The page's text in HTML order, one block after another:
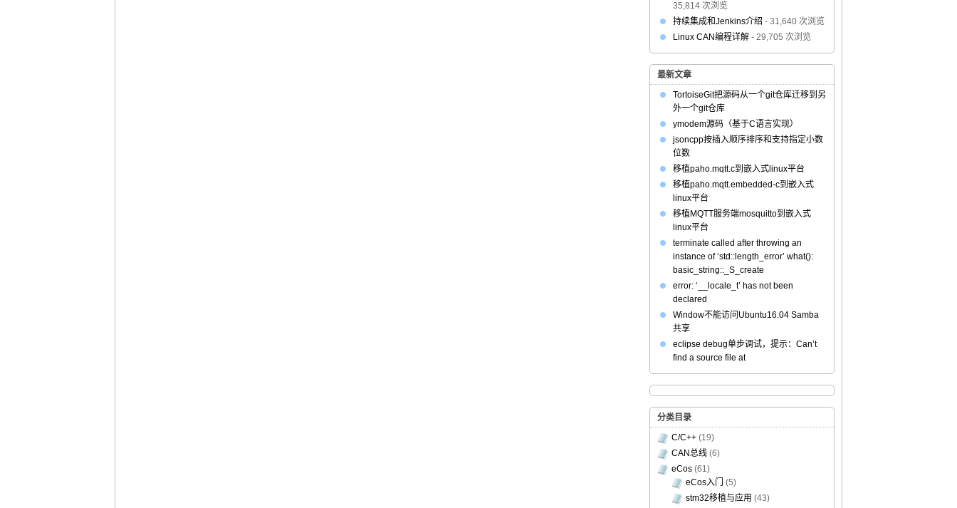
35,814 次浏览
持续集成和Jenkins介绍 - 31,640 次浏览
Linux CAN编程详解 - 29,705 次浏览
最新文章
TortoiseGit把源码从一个git仓库迁移到另
外一个git仓库
ymodem源码（基于C语言实现）
jsoncpp按插入顺序排序和支持指定小数
位数
移植paho.mqtt.c到嵌入式linux平台
移植paho.mqtt.embedded-c到嵌入式
linux平台
移植MQTT服务端mosquitto到嵌入式
linux平台
terminate called after throwing an
instance of ‘std::length_error’ what():
basic_string::_S_create
error: ‘__locale_t’ has not been
declared
Window不能访问Ubuntu16.04 Samba
共享
eclipse debug单步调试，提示：Can’t
find a source file at
分类目录
C/C++ (19)
CAN总线 (6)
eCos (61)
eCos入门
(5)
stm32移植与应用 (43)